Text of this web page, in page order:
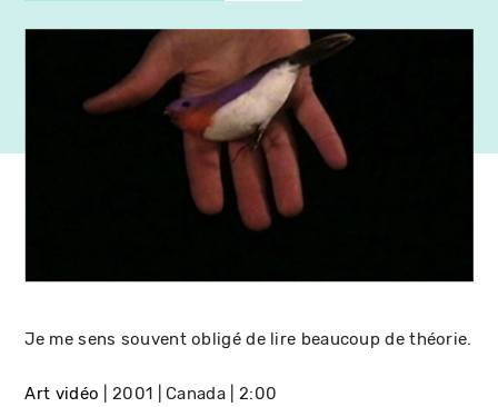
Je me sens souvent obligé de lire beaucoup de théorie.
Art vidéo 2001 Canada 2:00